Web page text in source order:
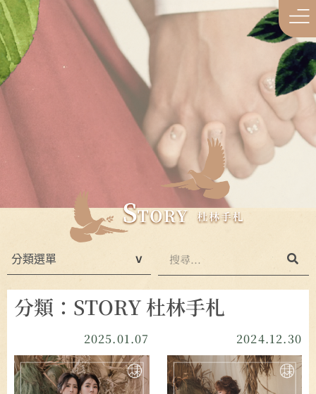
分類：STORY 杜林手札
2025.01.07 2024.12.30